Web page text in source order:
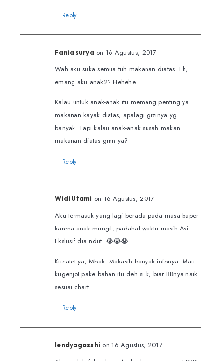
Reply
Fania surya on 16 Agustus, 2017
Wah aku suka semua tuh makanan diatas. Eh,
emang aku anak2? Hehehe
Kalau untuk anak-anak itu memang penting ya
makanan kayak diatas, apalagi gizinya yg
banyak. Tapi kalau anak-anak susah makan
makanan diatas gmn ya?
Reply
Widi Utami on 16 Agustus, 2017
Aku termasuk yang lagi berada pada masa baper
karena anak mungil, padahal waktu masih Asi
Ekslusif dia ndut. 😭😭😭
Kucatet ya, Mbak. Makasih banyak infonya. Mau
kugenjot pake bahan itu deh si k, biar BBnya naik
sesuai chart.
Reply
lendyagasshi on 16 Agustus, 2017